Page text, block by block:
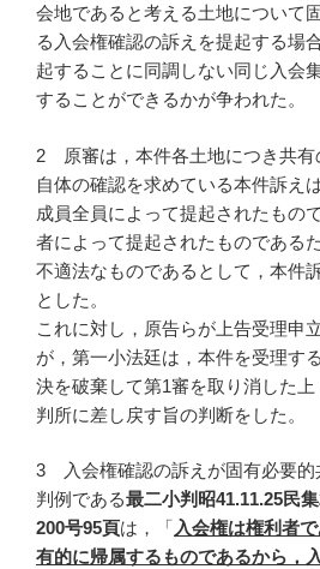
会地であると考える土地について
る入会権確認の訴えを提起する場
起することに同調しない同じ入会
することができるかが争われた。
2 原審は，本件各土地につき共有
自体の確認を求めている本件訴え
成員全員によって提起されたもの
者によって提起されたものである
不適法なものであるとして，本件
とした。
これに対し，原告らが上告受理申
が，第一小法廷は，本件を受理す
決を破棄して第1審を取り消した
判所に差し戻す旨の判断をした。
3 入会権確認の訴えが固有必要的
判例である最二小判昭41.11.25民
200号95頁は，「 入会権は権利者
有的に帰属するものであるから，